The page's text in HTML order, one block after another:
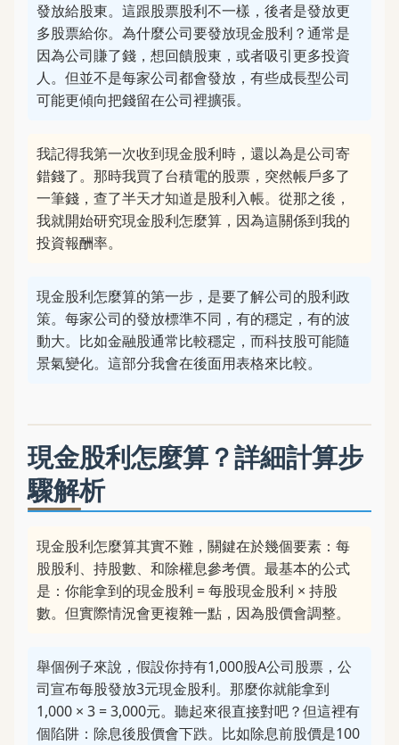
發放給股東。這跟股票股利不一樣，後者是發放更
多股票給你。為什麼公司要發放現金股利？通常是
因為公司賺了錢，想回饋股東，或者吸引更多投資
人。但並不是每家公司都會發放，有些成長型公司
可能更傾向把錢留在公司裡擴張。
我記得我第一次收到現金股利時，還以為是公司寄
錯錢了。那時我買了台積電的股票，突然帳戶多了
一筆錢，查了半天才知道是股利入帳。從那之後，
我就開始研究現金股利怎麼算，因為這關係到我的
投資報酬率。
現金股利怎麼算的第一步，是要了解公司的股利政
策。每家公司的發放標準不同，有的穩定，有的波
動大。比如金融股通常比較穩定，而科技股可能隨
景氣變化。這部分我會在後面用表格來比較。
現金股利怎麼算？詳細計算步
驟解析
現金股利怎麼算其實不難，關鍵在於幾個要素：每
股股利、持股數、和除權息參考價。最基本的公式
是：你能拿到的現金股利 = 每股現金股利 × 持股
數。但實際情況會更複雜一點，因為股價會調整。
舉個例子來說，假設你持有1,000股A公司股票，公
司宣布每股發放3元現金股利。那麼你就能拿到
1,000 × 3 = 3,000元。聽起來很直接對吧？但這裡有
個陷阱：除息後股價會下跌。比如除息前股價是100